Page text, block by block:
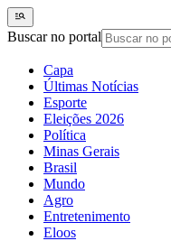
Buscar no portal
Capa
Últimas Notícias
Esporte
Eleições 2026
Política
Minas Gerais
Brasil
Mundo
Agro
Entretenimento
Eloos